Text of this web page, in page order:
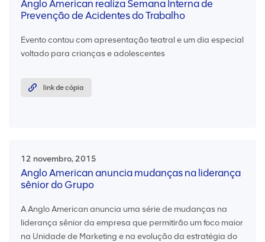
Anglo American realiza Semana Interna de
Prevenção de Acidentes do Trabalho
Evento contou com apresentação teatral e um dia especial
voltado para crianças e adolescentes
link de cópia
12 novembro, 2015
Anglo American anuncia mudanças na liderança
sênior do Grupo
A Anglo American anuncia uma série de mudanças na
liderança sênior da empresa que permitirão um foco maior
na Unidade de Marketing e na evolução da estratégia do